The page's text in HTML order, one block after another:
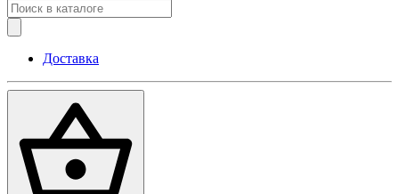
Доставка